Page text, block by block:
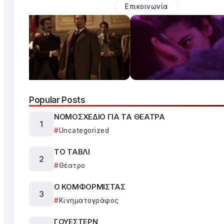
Επικοινωνία
Popular Posts
ΝΟΜΟΣΧΕΔΙΟ ΓΙΑ ΤΑ ΘΕΑΤΡΑ
Uncategorized
ΤΟ ΤΑΒΛΙ
Θέατρο
Ο ΚΟΜΦΟΡΜΙΣΤΑΣ
Κινηματογράφος
ΓΟΥΕΣΤΕΡΝ